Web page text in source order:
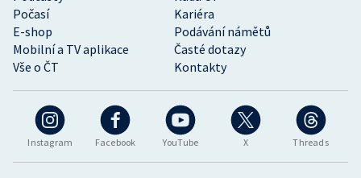
Instagram Facebook YouTube X Threads
Počasí
Kariéra
E-shop
Podávání námětů
Mobilní a TV aplikace
Časté dotazy
Vše o ČT
Kontakty